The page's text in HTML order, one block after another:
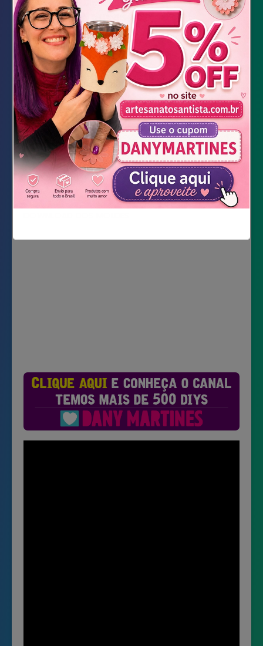
Material Necessário
Caderno de brochura
Papel holográfico
Impressão de personagem ou artista
preferido
Cola de silicone líquida
Tesoura
Fita dupla Face